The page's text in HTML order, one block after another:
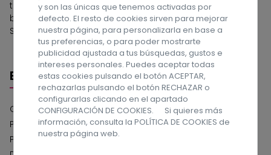
transparente, responsable y de mejora continua para la
búsqueda de la excelencia. ¡Síguenos en las Redes
Sociales!
Enlaces
Compromiso con la Protección de Datos
Política de privacidad
Política de cookies
y son las únicas que tenemos activadas por
defecto. El resto de cookies sirven para mejorar
nuestra página, para personalizarla en base a
tus preferencias, o para poder mostrarte
publicidad ajustada a tus búsquedas, gustos e
intereses personales. Puedes aceptar todas
estas cookies pulsando el botón ACEPTAR,
rechazarlas pulsando el botón RECHAZAR o
configurarlas clicando en el apartado
CONFIGURACIÓN DE COOKIES. Si quieres más
información, consulta laPOLÍTICA DE COOKIES de
nuestra página web.